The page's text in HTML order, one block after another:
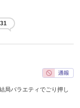
局バラエティでごり押し